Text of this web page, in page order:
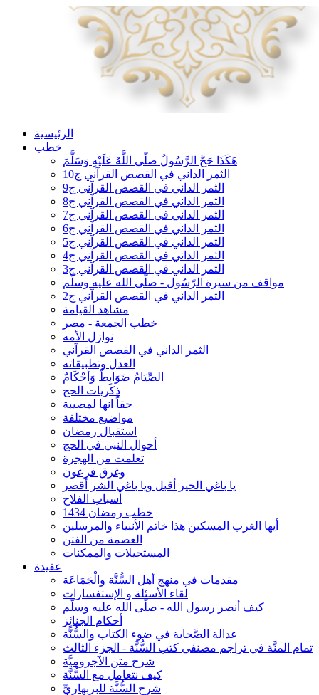
الرئيسية
خطب
هَكَذَا حَجَّ الرَّسُولُ صلّى اللَّهُ عَلَيْهِ وَسَلَّمَ
الثمر الداني في القصص القرآني ج10
الثمر الداني في القصص القرآني ج9
الثمر الداني في القصص القرآني ج8
الثمر الداني في القصص القرآني ج7
الثمر الداني في القصص القرآني ج6
الثمر الداني في القصص القرآني ج5
الثمر الداني في القصص القرآني ج4
الثمر الداني في القصص القرآني ج3
مواقف من سيرة الرّسُول - صلّى الله عليه وسلّم
الثمر الداني في القصص القرآني ج2
مشاهد القيامة
خطب الجمعة - مصر
نوازل الأمه
الثمر الداني في القصص القرآني
العدل وتطبيقاته
الصِّيَامُ ضَوَابِطٌ وَأحْكَامٌ
ذكريات الحج
حقاً انها لمصيبة
مواضيع مختلفة
استقبال رمضان
أحوال النبي في الحج
تعلمت من الهجرة
وغرق فرعون
يا باغي الخير أقبل ويا باغي الشر أقصر
أسباب الفلاح
خطب رمضان 1434
أيها الغرب المسكين هذا خاتم الأنبياء والمرسلين
العصمة من الفتن
المستحيلات والممكنات
عقيدة
مقدمات في منهج أهل السُّنَّة والْجَمَاعَة
لقاء الأسئلة و الإستفسارات
كيف أنصر رسول الله - صلّى الله عليه وسلّم
أحكام الجنائِز
عدالة الصَّحابة في ضوء الكتاب والسُّنَّة
تمام المنَّة في تراجم مصنفي كتب السُّنَّة - الجزء الثالث
شرح متن الآجروميَّة
كيف نتعامل مع السُّنَّة
شرح السُّنَّة للبربهاريِّ